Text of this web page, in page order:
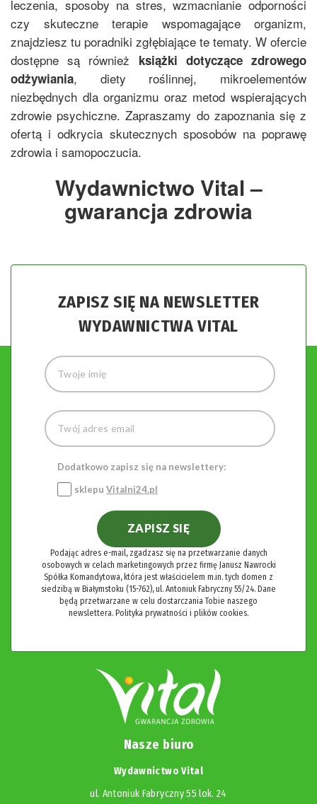
leczenia, sposoby na stres, wzmacnianie odporności
czy skuteczne terapie wspomagające organizm,
znajdziesz tu poradniki zgłębiające te tematy. W ofercie
dostępne są również książki dotyczące zdrowego
odżywiania, diety roślinnej, mikroelementów
niezbędnych dla organizmu oraz metod wspierających
zdrowie psychiczne. Zapraszamy do zapoznania się z
ofertą i odkrycia skutecznych sposobów na poprawę
zdrowia i samopoczucia.
Wydawnictwo Vital –
gwarancja zdrowia
ZAPISZ SIĘ NA NEWSLETTER
WYDAWNICTWA VITAL
Dodatkowo zapisz się na newslettery:
sklepu Vitalni24.pl
ZAPISZ SIĘ
Podając adres e-mail, zgadzasz się na przetwarzanie danych
osobowych w celach marketingowych przez firmę Janusz Nawrocki
Spółka Komandytowa, która jest właścicielem m.in. tych domen z
siedzibą w Białymstoku (15-762), ul. Antoniuk Fabryczny 55/24. Dane
będą przetwarzane w celu dostarczania Tobie naszego
newslettera. Polityka prywatności i plików cookies.
Nasze biuro
Wydawnictwo Vital
ul. Antoniuk Fabryczny 55 lok. 24